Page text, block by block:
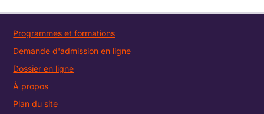
Programmes et formations
Demande d'admission en ligne
Dossier en ligne
À propos
Plan du site